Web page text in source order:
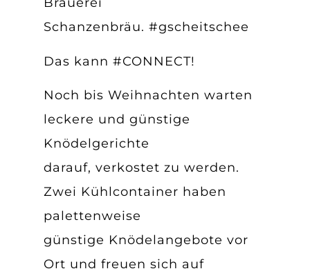
Schanzenbräu. #gscheitschee
Das kann #CONNECT!
Noch bis Weihnachten warten
leckere und günstige
Knödelgerichte
darauf, verkostet zu werden.
Zwei Kühlcontainer haben
palettenweise
günstige Knödelangebote vor
Ort und freuen sich auf